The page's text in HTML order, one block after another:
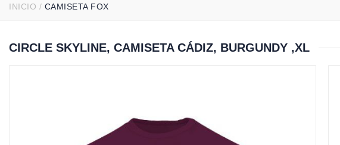
INICIO / CAMISETA FOX
CIRCLE SKYLINE, CAMISETA CÁDIZ, BURGUNDY ,XL